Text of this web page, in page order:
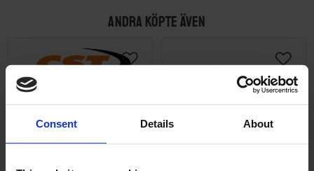
Consent Details About
ANDRA KÖPTE ÄVEN